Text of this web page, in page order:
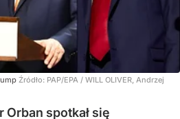
Źródło: PAP/EPA / WILL OLIVER, Andrzej
spotkał się